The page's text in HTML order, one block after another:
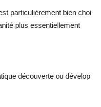
particulièrement bien choi
plus essentiellement
découverte ou dévelop